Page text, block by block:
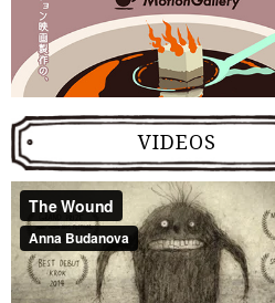
VIDEOS